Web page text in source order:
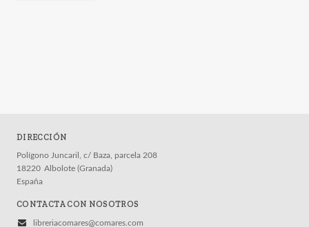
DIRECCIÓN
Polígono Juncaril, c/ Baza, parcela 208
18220 Albolote (Granada)
España
CONTACTA CON NOSOTROS
libreriacomares@comares.com